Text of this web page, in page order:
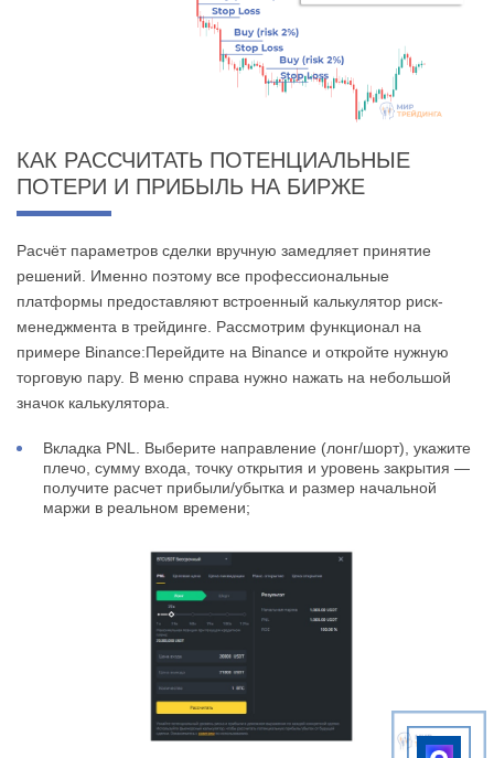
КАК РАССЧИТАТЬ ПОТЕНЦИАЛЬНЫЕ
ПОТЕРИ И ПРИБЫЛЬ НА БИРЖЕ
Расчёт параметров сделки вручную замедляет принятие
решений. Именно поэтому все профессиональные
платформы предоставляют встроенный калькулятор риск-
менеджмента в трейдинге. Рассмотрим функционал на
примере Binance:Перейдите на Binance и откройте нужную
торговую пару. В меню справа нужно нажать на небольшой
значок калькулятора.
Вкладка PNL. Выберите направление (лонг/шорт), укажите
плечо, сумму входа, точку открытия и уровень закрытия —
получите расчет прибыли/убытка и размер начальной
маржи в реальном времени;